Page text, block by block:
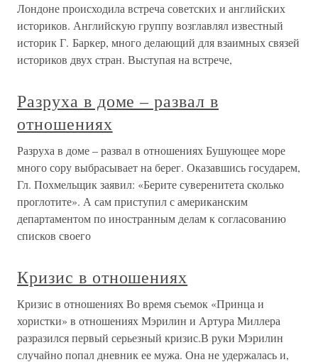
Лондоне происходила встреча советских и английских
историков. Английскую группу возглавлял известный
историк Г. Баркер, много делающий для взаимных связей
историков двух стран. Выступая на встрече,
Разруха в доме – развал в
отношениях
Разруха в доме – развал в отношениях Бушующее море
много сору выбрасывает на берег. Оказавшись государем,
Гл. Похмельщик заявил: «Берите суверенитета сколько
проглотите». А сам приступил с американским
департаментом по иностранным делам к согласованию
списков своего
Кризис в отношениях
Кризис в отношениях Во время съемок «Принца и
хористки» в отношениях Мэрилин и Артура Миллера
разразился первый серьезный кризис.В руки Мэрилин
случайно попал дневник ее мужа. Она не удержалась и,